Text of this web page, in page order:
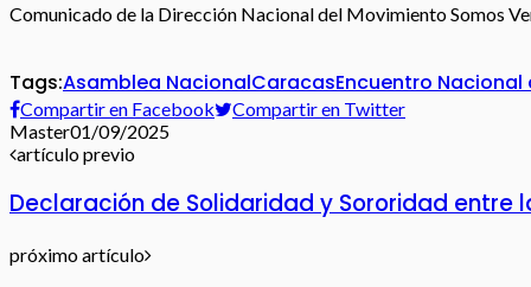
Comunicado de la Dirección Nacional del Movimiento Somos
Tags:Asamblea NacionalCaracasEncuentro
Compartir en Facebook
Compartir en Twitter
Master01/09/2025
artículo previo
Declaración de Solidaridad y Sororidad entre
próximo artículo